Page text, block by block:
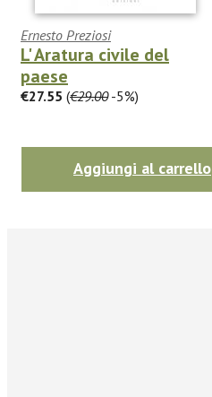
Ernesto Preziosi
L' Aratura civile del
paese
€27.55 (€29.00-5%)
Aggiungi al carrello